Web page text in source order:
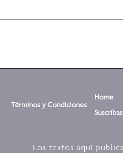
Términos y Condiciones
Home
Los textos aquí